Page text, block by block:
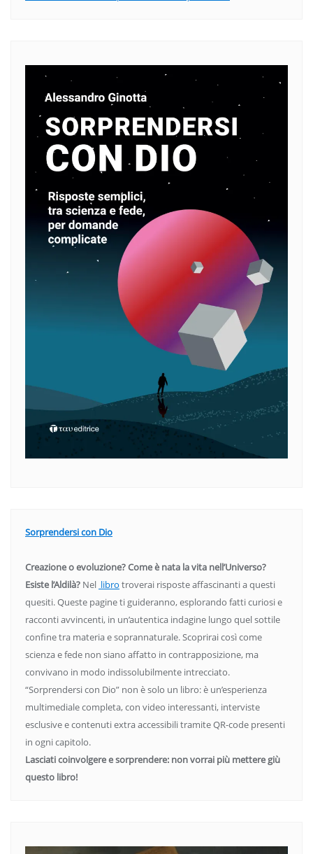
Sorprendersi con Dio
Creazione o evoluzione? Come è nata la vita nell’Universo?
Esiste l’Aldilà? Nel libro troverai risposte affascinanti a questi
quesiti. Queste pagine ti guideranno, esplorando fatti curiosi e
racconti avvincenti, in un’autentica indagine lungo quel sottile
confine tra materia e soprannaturale. Scoprirai così come
scienza e fede non siano affatto in contrapposizione, ma
convivano in modo indissolubilmente intrecciato.
“Sorprendersi con Dio” non è solo un libro: è un’esperienza
multimediale completa, con video interessanti, interviste
esclusive e contenuti extra accessibili tramite QR-code presenti
in ogni capitolo.
Lasciati coinvolgere e sorprendere: non vorrai più mettere giù
questo libro!